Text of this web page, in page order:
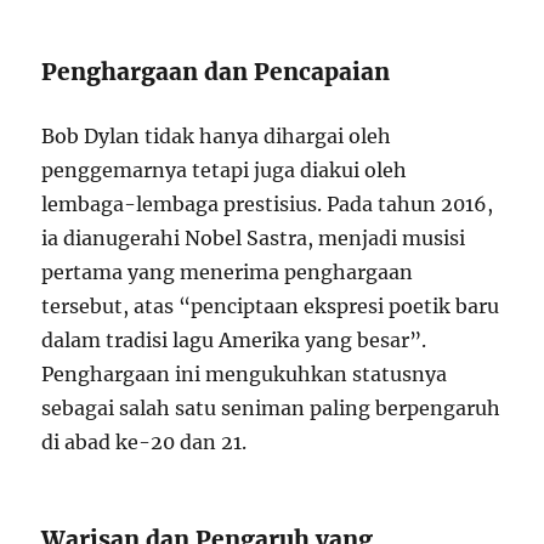
Penghargaan dan Pencapaian
Bob Dylan tidak hanya dihargai oleh
penggemarnya tetapi juga diakui oleh
lembaga-lembaga prestisius. Pada tahun 2016,
ia dianugerahi Nobel Sastra, menjadi musisi
pertama yang menerima penghargaan
tersebut, atas “penciptaan ekspresi poetik baru
dalam tradisi lagu Amerika yang besar”.
Penghargaan ini mengukuhkan statusnya
sebagai salah satu seniman paling berpengaruh
di abad ke-20 dan 21.